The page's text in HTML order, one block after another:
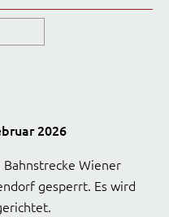
2026
Wiener
gesperrt. Es wird